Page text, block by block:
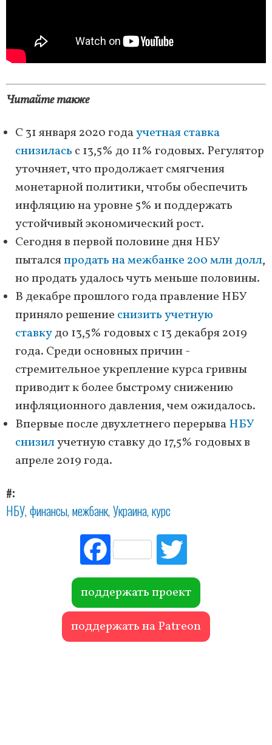
Читайте также
С 31 января 2020 годаучетная ставка
снизилась с 13,5% до 11% годовых. Регулятор
уточняет, что продолжает смягчения
монетарной политики, чтобы обеспечить
инфляцию на уровне 5% и поддержать
устойчивый экономический рост.
Сегодня в первой половине дня НБУ
пыталсяпродать на межбанке 200 млн долл,
но продать удалось чуть меньше половины.
В декабре прошлого года правление НБУ
приняло решение снизить учетную
ставкудо 13,5% годовых с 13 декабря 2019
года. Среди основных причин -
стремительное укрепление курса гривны
приводит к более быстрому снижению
инфляционного давления, чем ожидалось.
Впервые после двухлетнего перерываНБУ
снизилучетную ставку до 17,5% годовых в
апреле 2019 года.
#
НБУ финансы межбанк Украина курс
Fac
ebo
ok r
поддержать проект
поддержать на Patreon